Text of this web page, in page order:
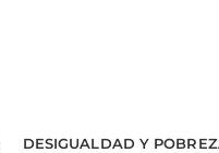
DESIGUALDAD Y